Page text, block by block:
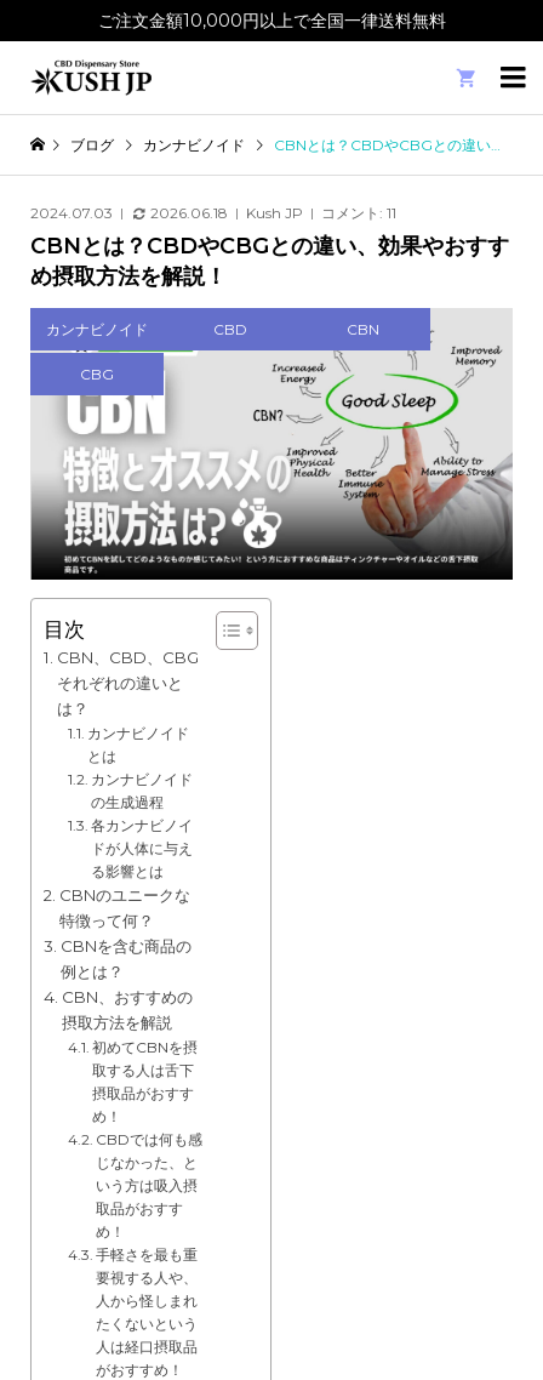
ご注文金額10,000円以上で全国一律送料無料

ブログ カンナビノイド CBNとは？CBDやCBGとの違い、効果やおすすめ摂取方法を解説！
2024.07.03 2026.06.18 Kush JP コメント: 11
CBNとは？CBDやCBGとの違い、効果やおすす
め摂取方法を解説！
カンナビノイド CBD CBN
CBG
目次
CBN、CBD、CBG
それぞれの違いと
は？
カンナビノイド
とは
カンナビノイド
の生成過程
各カンナビノイ
ドが人体に与え
る影響とは
CBNのユニークな
特徴って何？
CBNを含む商品の
例とは？
CBN、おすすめの
摂取方法を解説
初めてCBNを摂
取する人は舌下
摂取品がおすす
め！
CBDでは何も感
じなかった、と
いう方は吸入摂
取品がおすす
め！
手軽さを最も重
要視する人や、
人から怪しまれ
たくないという
人は経口摂取品
がおすすめ！